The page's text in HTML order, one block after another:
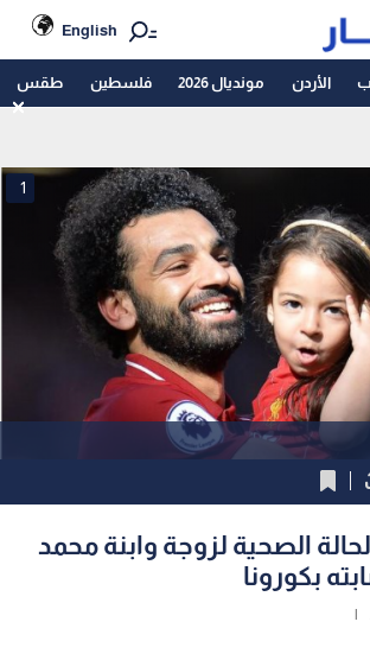
English
الأردن مونديال 2026 فلسطين طقس
1
الصحية لزوجة وابنة محمد
بكورونا
|